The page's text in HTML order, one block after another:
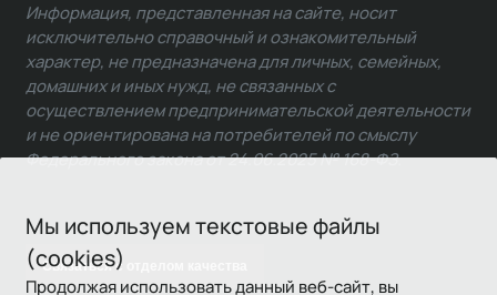
Мы используем текстовые файлы
(cookies)
Продолжая использовать данный веб-сайт, вы
Связаться с отделом качества
Информация, представленная на сайте, носит
исключительно справочный и ознакомительный
характер, не предназначена для личных, семейных,
домашних и иных нужд, не связанных с
осуществлением предпринимательской деятельности
и не ориентирована на потребителей по смыслу
Федерального закона от 24.06.2025 № 168-ФЗ.